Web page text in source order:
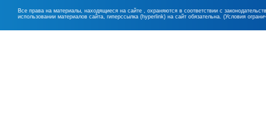
Все права на материалы, находящиеся на сайте , охраняются в соответствии с
использовании материалов сайта, гиперссылка (hyperlink) на сайт обязательна. (Условия